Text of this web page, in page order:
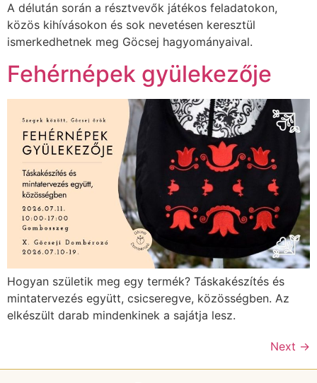
A délután során a résztvevők játékos feladatokon,
közös kihívásokon és sok nevetésen keresztül
ismerkedhetnek meg Göcsej hagyományaival.
Fehérnépek gyülekezője
Hogyan születik meg egy termék? Táskakészítés és
mintatervezés együtt, csicseregve, közösségben. Az
elkészült darab mindenkinek a sajátja lesz.
Next →